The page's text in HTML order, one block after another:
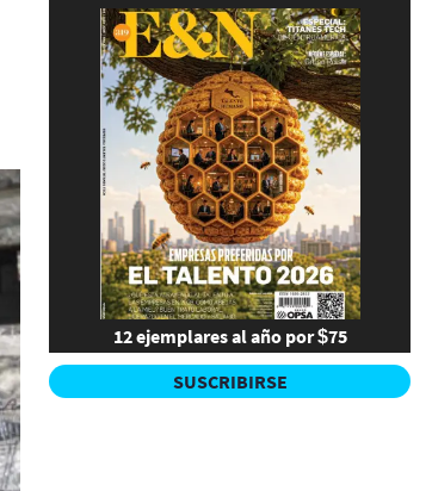
12 ejemplares al año por $75
SUSCRIBIRSE